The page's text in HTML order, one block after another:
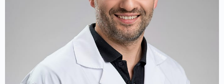
Kontakt
UMÓW SIĘ NA WIZYTĘ